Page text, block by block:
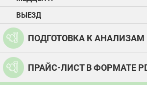
ВЫЕЗД
ПОДГОТОВКА К АНАЛИЗАМ
ПРАЙС-ЛИСТ В ФОРМАТЕ